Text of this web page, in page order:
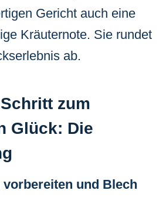
Gericht auch eine
Kräuternote. Sie rundet
ab.
zum
Glück: Die
vorbereiten und Blech